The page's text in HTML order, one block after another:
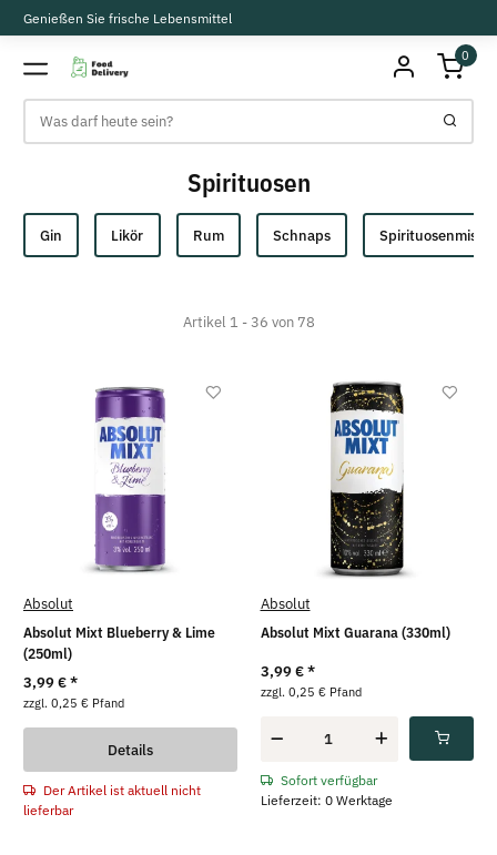
Genießen Sie frische Lebensmittel
0
Spirituosen
Gin Likör Rum Schnaps
Artikel 1 - 36 von 78
Absolut
Absolut Mixt Blueberry & Lime
(250ml)
3,99 €*
zzgl. 0,25 € Pfand
Details
Der Artikel ist aktuell nicht
lieferbar
Absolut
Absolut Mixt Guarana (330ml)
3,99 €*
zzgl. 0,25 € Pfand
Sofort verfügbar
Lieferzeit: 0 Werktage